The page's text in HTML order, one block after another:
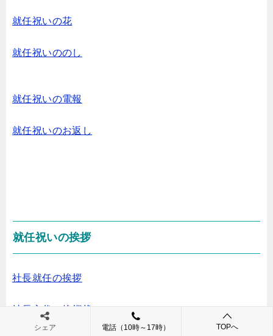
就任祝いの花
就任祝いののし
就任祝いの電報
就任祝いのお返し
就任祝いの挨拶
社長就任の挨拶
社長交代の挨拶状
シェア 電話（10時～17時） TOPへ